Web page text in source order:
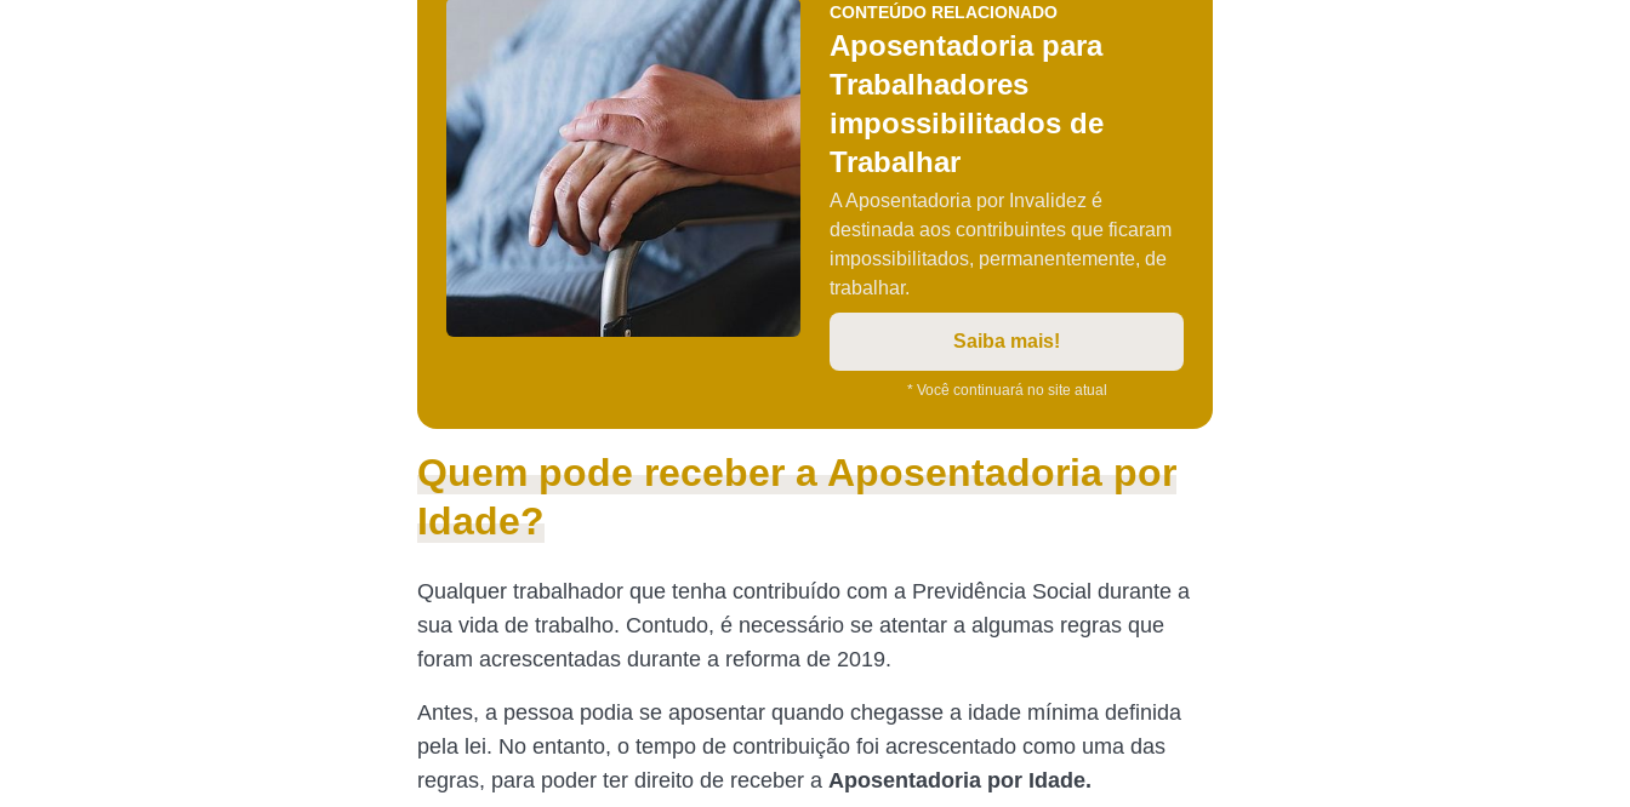
CONTEÚDO RELACIONADO
Aposentadoria para
Trabalhadores
impossibilitados de
Trabalhar
A Aposentadoria por Invalidez é
destinada aos contribuintes que ficaram
impossibilitados, permanentemente, de
trabalhar.
Saiba mais!
* Você continuará no site atual
Quem pode receber a Aposentadoria por
Idade?
Qualquer trabalhador que tenha contribuído com a Previdência Social durante a
sua vida de trabalho. Contudo, é necessário se atentar a algumas regras que
foram acrescentadas durante a reforma de 2019.
Antes, a pessoa podia se aposentar quando chegasse a idade mínima definida
pela lei. No entanto, o tempo de contribuição foi acrescentado como uma das
regras, para poder ter direito de receber a Aposentadoria por Idade.